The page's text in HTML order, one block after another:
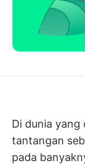
Di dunia yang
tantangan
pada